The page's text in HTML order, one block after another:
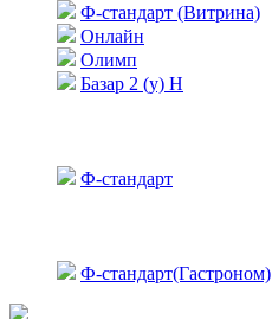
Ф-стандарт (Витрина)
Онлайн
Олимп
Базар 2 (у) Н
Ф-стандарт
Ф-стандарт(Гастроном)